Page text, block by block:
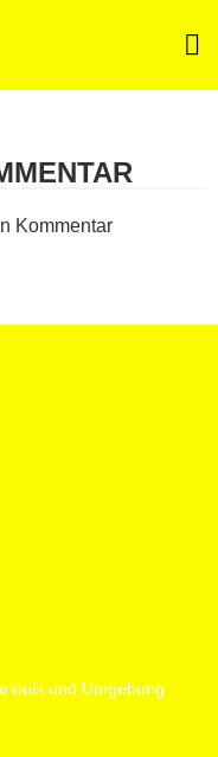
Kommentar
und Umgebung.